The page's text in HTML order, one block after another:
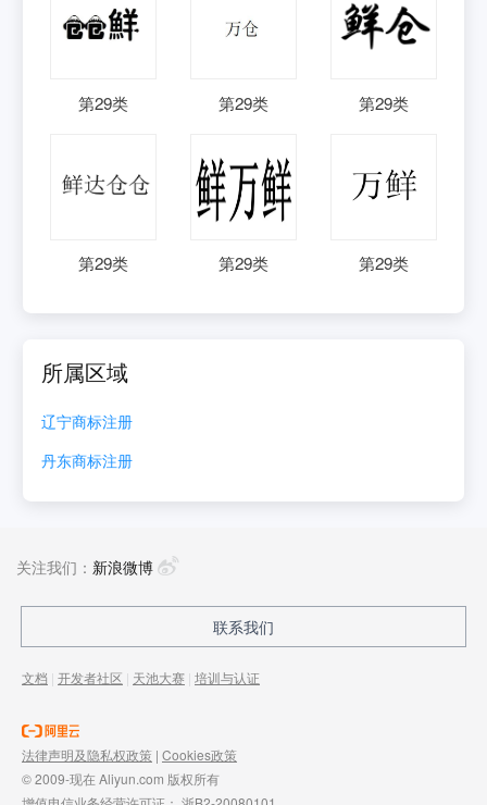
第29类 第29类 第29类
第29类 第29类 第29类
所属区域
辽宁商标注册
丹东商标注册